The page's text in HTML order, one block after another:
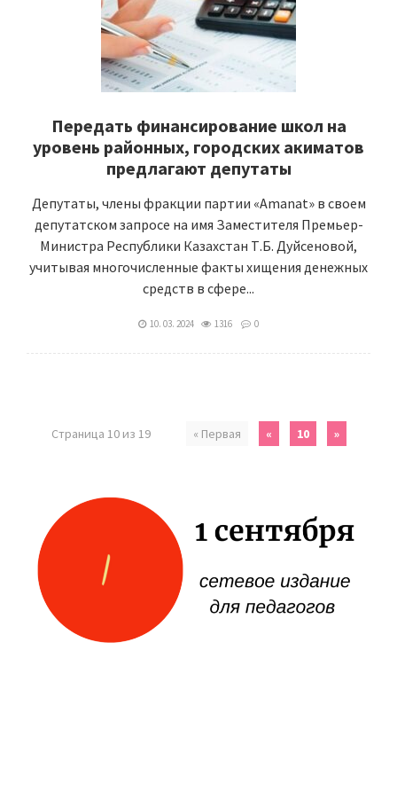
Передать финансирование школ на
уровень районных, городских акиматов
предлагают депутаты
Депутаты, члены фракции партии «Amanat» в своем
депутатском запросе на имя Заместителя Премьер-
Министра Республики Казахстан Т.Б. Дуйсеновой,
учитывая многочисленные факты хищения денежных
средств в сфере...
10. 03. 2024 1316 0
Страница 10 из 19 « Первая « 10 »